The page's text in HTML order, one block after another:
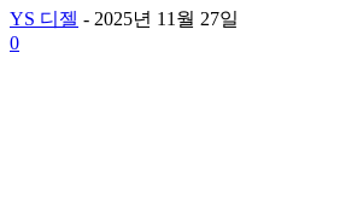
YS 디젤 - 2025년 11월 27일
0